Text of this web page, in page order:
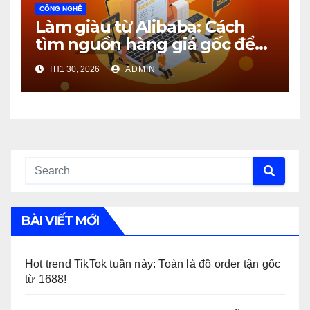
CÔNG NGHỆ
Làm giàu từ Alibaba: Cách
tìm nguồn hàng giá gốc để
khởi nghiệp.
TH1 30, 2026 ADMIN
BÀI VIẾT MỚI
Hot trend TikTok tuần này: Toàn là đồ order tận gốc
từ 1688!